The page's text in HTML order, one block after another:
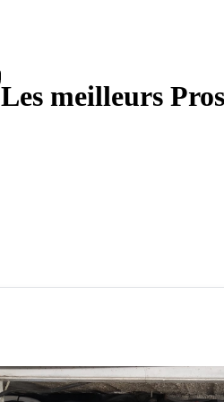
Les meilleurs